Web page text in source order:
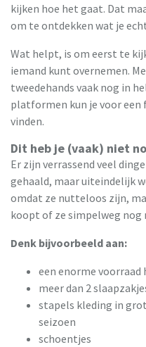
kijken hoe het gaat. Dat
om te ontdekken wat je
Wat helpt, is om eerst te
iemand kunt overnemen.
tweedehands vaak nog in
platformen kun je voor een
vinden.
Dit heb je (vaak) niet
Er zijn verrassend veel
gehaald, maar uiteindelijk
omdat ze nutteloos zijn,
koopt of ze simpelweg nog
Denk bijvoorbeeld aan:
een enorme voorraad
meer dan 2
stapels kleding in
seizoen
schoentjes